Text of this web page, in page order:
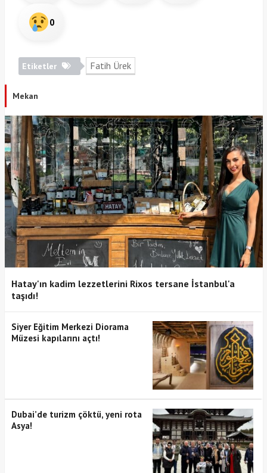
0
Etiketler Fatih Ürek
Mekan
Hatay'ın kadim lezzetlerini Rixos tersane İstanbul'a
taşıdı!
Siyer Eğitim Merkezi Diorama
Müzesi kapılarını açtı!
Dubai’de turizm çöktü, yeni rota
Asya!